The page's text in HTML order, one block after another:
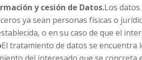
y cesión de Datos.Los
ya sean personas físicas o
o en su caso de que el
El tratamiento de datos se encuentra